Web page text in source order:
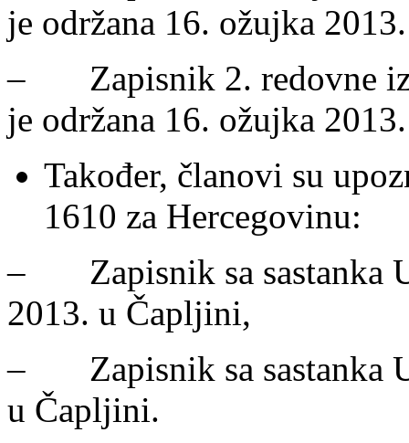
je održana 16. ožujka
– Zapisnik 2. redovne
je održana 16. ožujka
Također, članovi su
1610 za Hercegovinu:
– Zapisnik sa sastanka
2013. u Čapljini,
– Zapisnik sa sastanka
u Čapljini.